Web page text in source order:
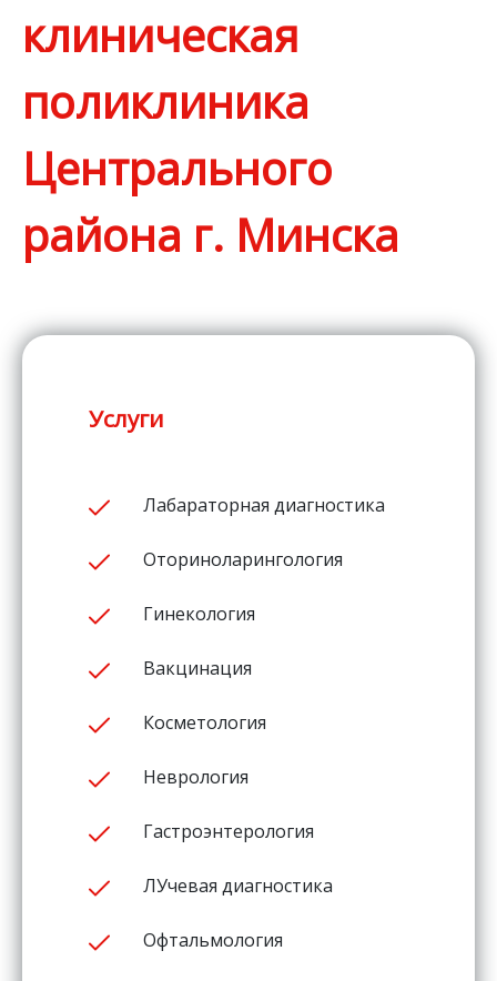
клиническая
поликлиника
Центрального
района г. Минска
Услуги
Лабараторная диагностика
Оториноларингология
Гинекология
Вакцинация
Косметология
Неврология
Гастроэнтерология
ЛУчевая диагностика
Офтальмология